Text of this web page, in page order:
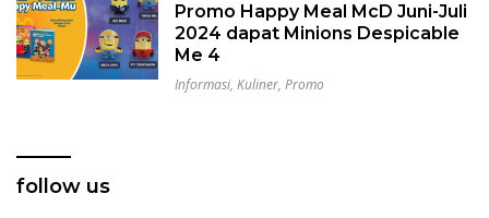
Promo Happy Meal McD Juni-Juli
2024 dapat Minions Despicable
Me 4
Informasi, Kuliner, Promo
follow us